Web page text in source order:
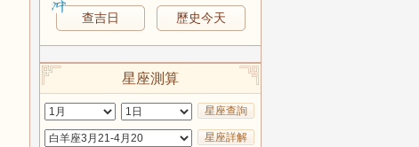
查吉日 歷史今天
星座測算
星座查詢
星座詳解